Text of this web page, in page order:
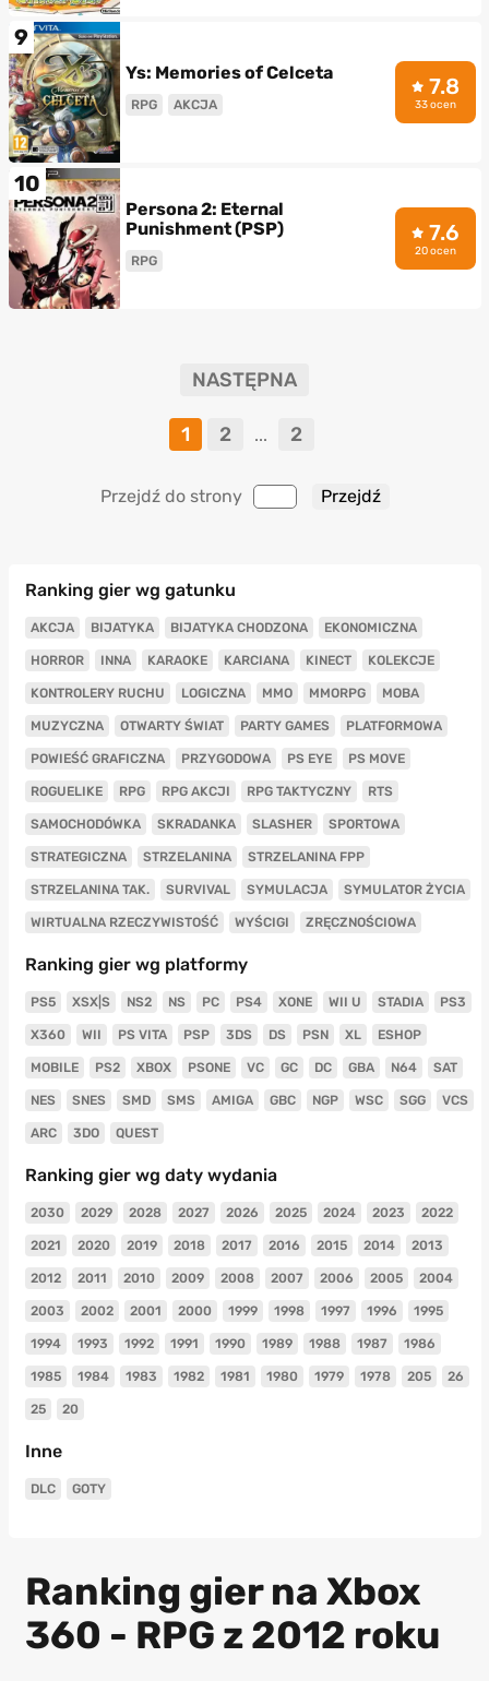
9
Ys: Memories of Celceta
RPG AKCJA
7.8
33 ocen
10
Persona 2: Eternal
Punishment (PSP)
RPG
7.6
20 ocen
NASTĘPNA
1 2 ... 2
Przejdź do strony
Ranking gier wg gatunku
AKCJA BIJATYKA BIJATYKA CHODZONA EKONOMICZNA
HORROR INNA KARAOKE KARCIANA KINECT KOLEKCJE
KONTROLERY RUCHU LOGICZNA MMO MMORPG MOBA
MUZYCZNA OTWARTY ŚWIAT PARTY GAMES PLATFORMOWA
POWIEŚĆ GRAFICZNA PRZYGODOWA PS EYE PS MOVE
ROGUELIKE RPG RPG AKCJI RPG TAKTYCZNY RTS
SAMOCHODÓWKA SKRADANKA SLASHER SPORTOWA
STRATEGICZNA STRZELANINA STRZELANINA FPP
STRZELANINA TAK. SURVIVAL SYMULACJA SYMULATOR ŻYCIA
WIRTUALNA RZECZYWISTOŚĆ WYŚCIGI ZRĘCZNOŚCIOWA
Ranking gier wg platformy
PS5 XSX|S NS2 NS PC PS4 XONE WII U STADIA PS3
X360 WII PS VITA PSP 3DS DS PSN XL ESHOP
MOBILE PS2 XBOX PSONE VC GC DC GBA N64 SAT
NES SNES SMD SMS AMIGA GBC NGP WSC SGG VCS
ARC 3DO QUEST
Ranking gier wg daty wydania
2030 2029 2028 2027 2026 2025 2024 2023 2022
2021 2020 2019 2018 2017 2016 2015 2014 2013
2012 2011 2010 2009 2008 2007 2006 2005 2004
2003 2002 2001 2000 1999 1998 1997 1996 1995
1994 1993 1992 1991 1990 1989 1988 1987 1986
1985 1984 1983 1982 1981 1980 1979 1978 205 26
25 20
Inne
DLC GOTY
Ranking gier na Xbox
360 - RPG z 2012 roku